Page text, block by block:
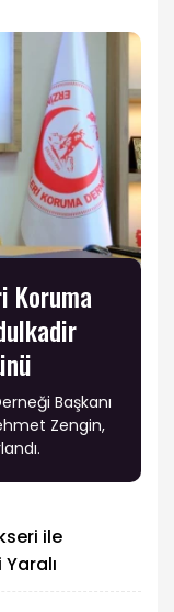
Koruma
Başkanı
Zengin,
ile